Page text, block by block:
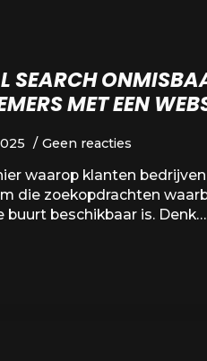
SEARCH
MET EEN
Geen reacties
waarop klanten
die zoekopdrachten
buurt beschikbaar is. Denk…